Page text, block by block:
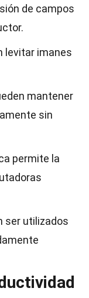
de campos
levitar imanes
mantener
sin
permite la
ser utilizados